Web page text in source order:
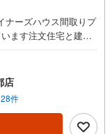
ナーズハウス間取りプ
ます注文住宅と建売
！・丁度良い東向き
込みます・前面道路
地＞・藤城小学校ま
40分・スーパー「フ
歩約22分・コンビニ
店
件